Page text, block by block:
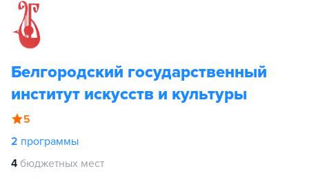
Белгородский государственный
институт искусств и культуры
5
2 программы
4 бюджетных мест